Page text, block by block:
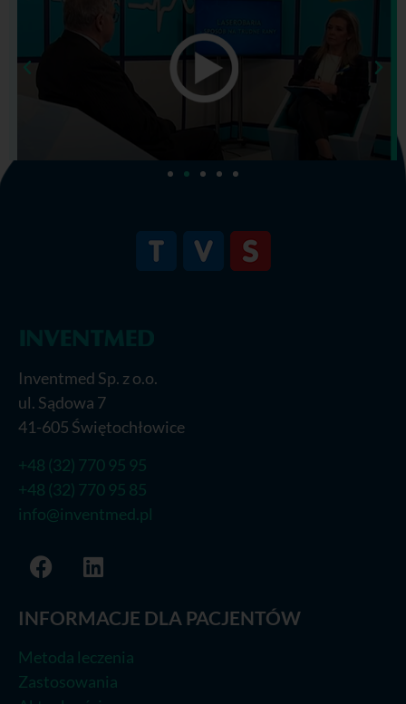
Inventmed Sp. z o.o.
ul. Sądowa 7
41-605 Świętochłowice
+48 (32) 770 95 95
+48 (32) 770 95 85
info@inventmed.pl
INFORMACJE DLA PACJENTÓW
Metoda leczenia
Zastosowania